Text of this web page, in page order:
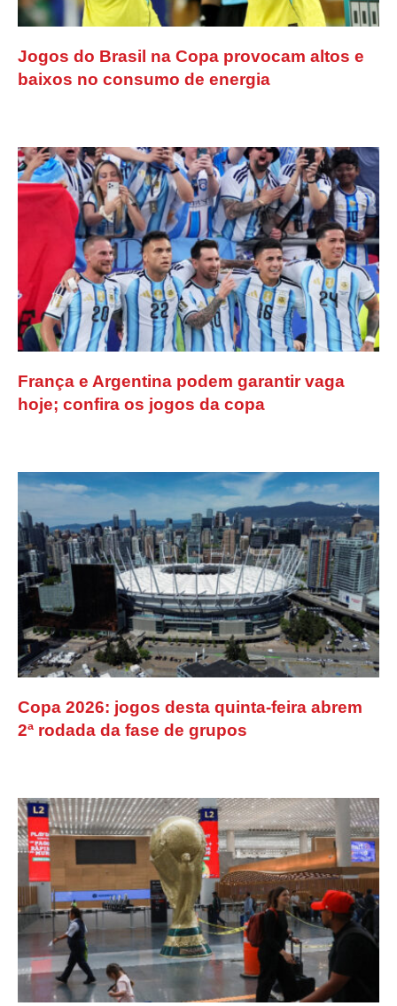
Jogos do Brasil na Copa provocam altos e
baixos no consumo de energia
França e Argentina podem garantir vaga
hoje; confira os jogos da copa
Copa 2026: jogos desta quinta-feira abrem
2ª rodada da fase de grupos